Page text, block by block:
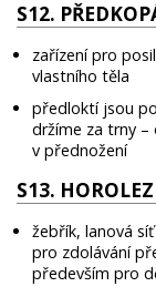
S12.
zařízení pro
vlastního těla
předloktí jsou
držíme za trny
v přednožení
S13.
žebřík, lanová
pro zdolávání
především pro